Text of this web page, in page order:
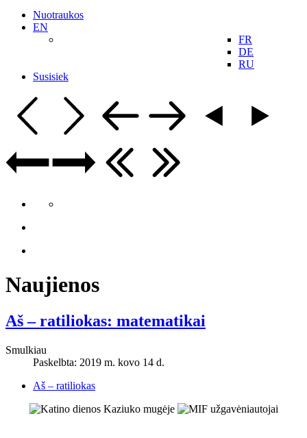
Nuotraukos
EN
FR
DE
RU
Susisiek
Naujienos
Aš – ratiliokas: matematikai
Smulkiau
Paskelbta: 2019 m. kovo 14 d.
Aš – ratiliokas